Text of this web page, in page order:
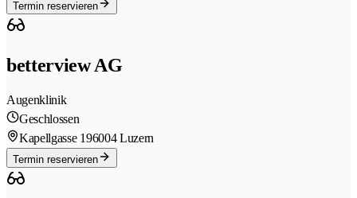
Termin reservieren
betterview AG
Augenklinik
Geschlossen
Kapellgasse 196004 Luzern
Termin reservieren